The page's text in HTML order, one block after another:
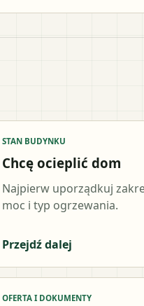
STAN BUDYNKU
Chcę ocieplić dom
Najpierw uporządkuj
moc i typ ogrzewania.
Przejdź dalej
OFERTA I DOKUMENTY